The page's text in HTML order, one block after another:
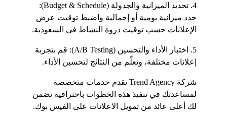
4. تحديد الميزانية والجدولة (Budget & Schedule):
حدد ميزانية يومية أو إجمالية واضبط توقيت عرض
الإعلانات حسب توقيت ذروة النشاط في السعودية.
5. اختبار الأداء والتحسين (A/B Testing): قم بتجربة
إعلانات مختلفة، وتعلّم من النتائج لتحسين الأداء.
شركة Trend Agency تقدم خدمات متخصصة
لمساعدتك في تنفيذ هذه الخطوات باحترافية تضمن
لك أعلى عائد من تمويل الاعلانات على الفيس بوك.